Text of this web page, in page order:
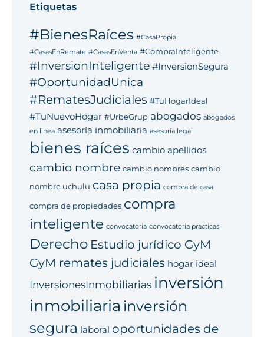
Etiquetas
#BienesRaíces #CasaPropia
#CasasEnRemate #CasasEnVenta #CompraInteligente
#InversionInteligente #InversionSegura
#OportunidadUnica
#RematesJudiciales #TuHogarIdeal
#TuNuevoHogar #UrbeGrup abogados abogados
en linea asesoría inmobiliaria asesoría legal
bienes raíces cambio apellidos
cambio nombre cambio nombres cambio
nombre uchulu casa propia compra de casa
compra de propiedades compra
inteligente convocatoria convocatoria practicas
Derecho Estudio jurídico GyM
GyM remates judiciales hogar ideal
InversionesInmobiliarias inversión
inmobiliaria inversión
segura laboral oportunidades de